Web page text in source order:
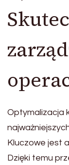
Optymalizacja
Kluczowe jest
Dzięki temu